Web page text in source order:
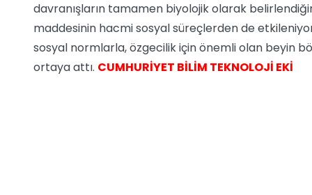
davranışların tamamen biyolojik olarak
maddesinin hacmi sosyal süreçlerden de
sosyal normlarla, özgecilik için önemli olan beyin
ortaya attı. CUMHURİYET BİLİM TEKNOLOJİ EKİ